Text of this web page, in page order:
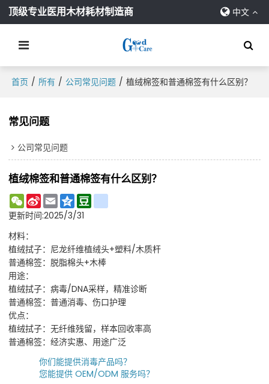
顶级专业医用木材耗材制造商 中文
首页 / 所有 / 公司常见问题 / 植绒棉签和普通棉签有什么区别？
常见问题
公司常见问题
植绒棉签和普通棉签有什么区别？
WeChat
Sina
Weibo
EmailQzone
更新时间:2025/3/31
材料：
植绒拭子：尼龙纤维植绒头+塑料/木质杆
普通棉签：脱脂棉头+木棒
用途：
植绒拭子：病毒/DNA采样，精准诊断
普通棉签：普通消毒、伤口护理
优点：
植绒拭子：无纤维残留，样本回收率高
普通棉签：经济实惠、用途广泛
你们能提供消毒产品吗？
您能提供 OEM/ODM 服务吗？